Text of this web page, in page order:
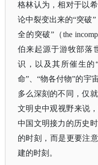
格林认为，相对于以
论中裂变出来的“突破
全的突破”（the
伯来起源于游牧部落
识，以及其所催生的
命”、“物各付物”的宇
多么深刻的不同，仅
文明史中观视野来说
中国文明接力的历史
的时刻，而是更要注
建的时刻。